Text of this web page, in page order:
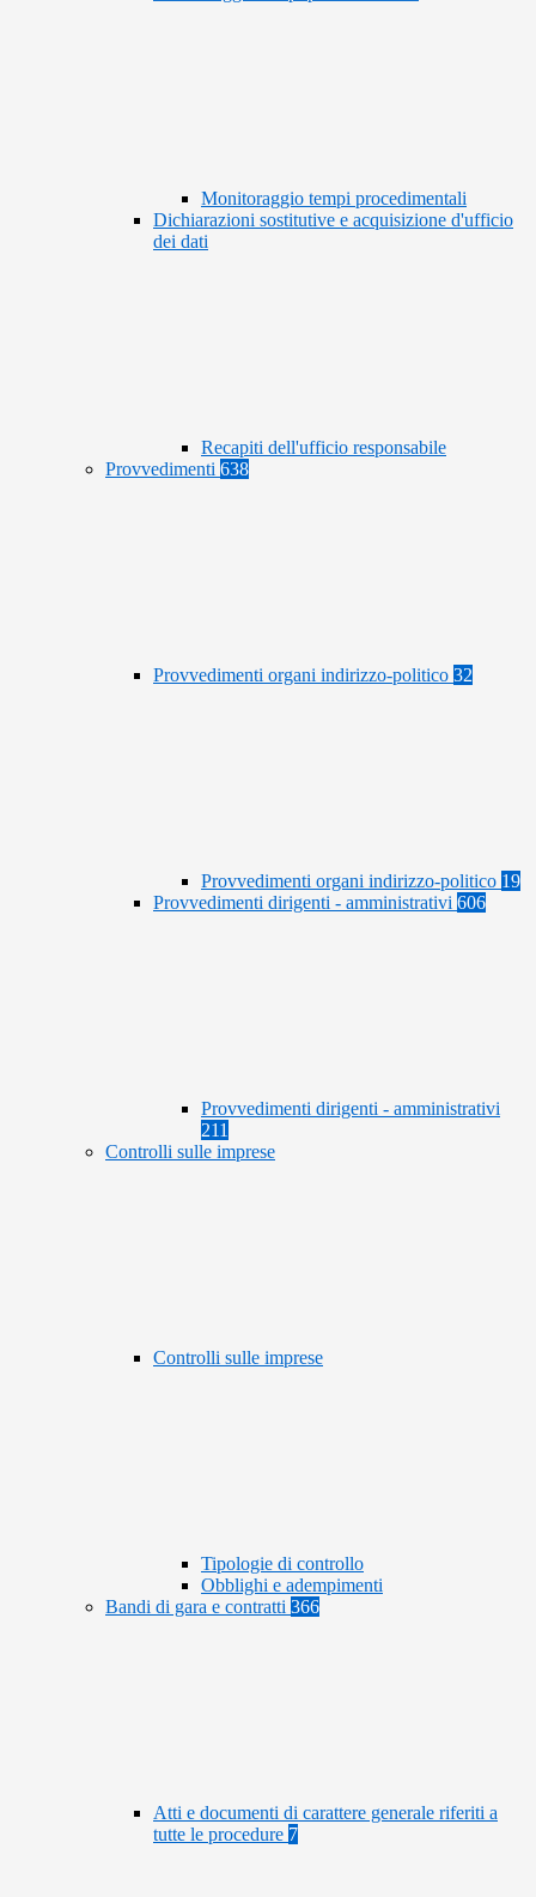
Monitoraggio tempi procedimentali
Dichiarazioni sostitutive e acquisizione d'ufficio
dei dati
Recapiti dell'ufficio responsabile
Provvedimenti 638
Provvedimenti organi indirizzo-politico 32
Provvedimenti organi indirizzo-politico 19
Provvedimenti dirigenti - amministrativi 606
Provvedimenti dirigenti - amministrativi
211
Controlli sulle imprese
Controlli sulle imprese
Tipologie di controllo
Obblighi e adempimenti
Bandi di gara e contratti 366
Atti e documenti di carattere generale riferiti a
tutte le procedure 7